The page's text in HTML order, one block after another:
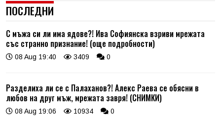
ПОСЛЕДНИ
С мъжа си ли има ядове?! Ива Софиянска взриви мрежата
със странно признание! (още подробности)
08 Aug 19:40 3409 0
Разделиха ли се с Палаханов?! Алекс Раева се обясни в
любов на друг мъж, мрежата завря! (СНИМКИ)
08 Aug 19:06 10934 0